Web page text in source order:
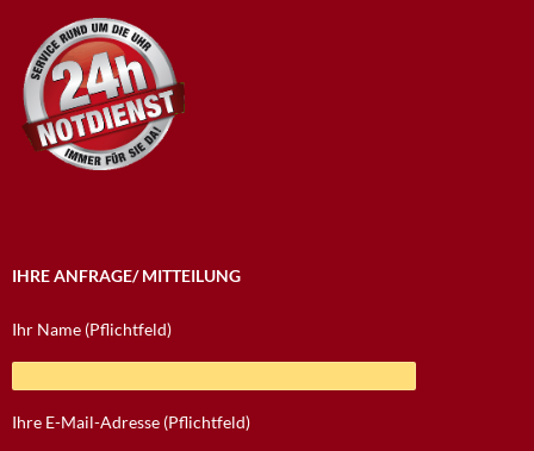
IHRE ANFRAGE/ MITTEILUNG
Ihr Name (Pflichtfeld)
Ihre E-Mail-Adresse (Pflichtfeld)